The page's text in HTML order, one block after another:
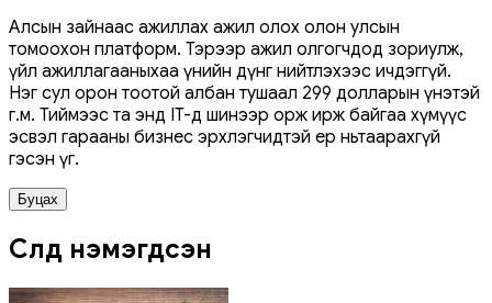
Алсын зайнаас ажиллах ажил олох олон улсын
томоохон платформ. Тэрээр ажил олгогчдод зориулж,
үйл ажиллагааныхаа үнийн дүнг нийтлэхээс ичдэггүй.
Нэг сул орон тоотой албан тушаал 299 долларын үнэтэй
г.м. Тиймээс та энд IT-д шинээр орж ирж байгаа хүмүүс
эсвэл гарааны бизнес эрхлэгчидтэй ер ньтаарахгүй
гэсэн үг.
Буцах
Сүүлд нэмэгдсэн